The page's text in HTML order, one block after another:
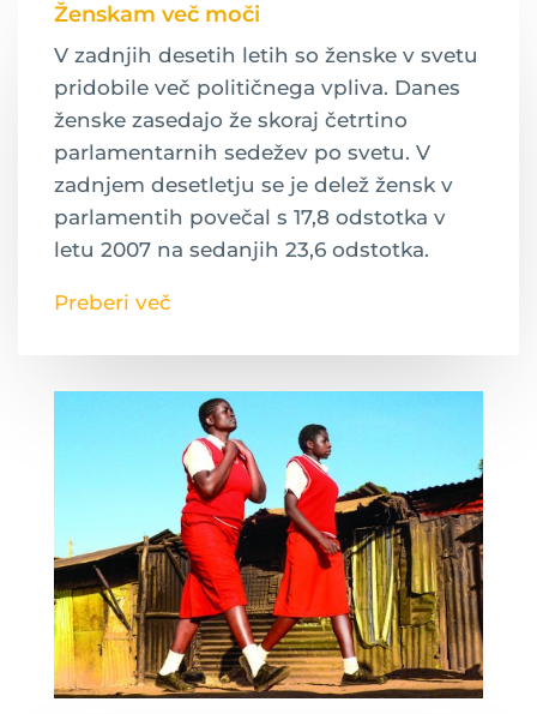
Ženskam več moči
V zadnjih desetih letih so ženske v svetu
pridobile več političnega vpliva. Danes
ženske zasedajo že skoraj četrtino
parlamentarnih sedežev po svetu. V
zadnjem desetletju se je delež žensk v
parlamentih povečal s 17,8 odstotka v
letu 2007 na sedanjih 23,6 odstotka.
Preberi več